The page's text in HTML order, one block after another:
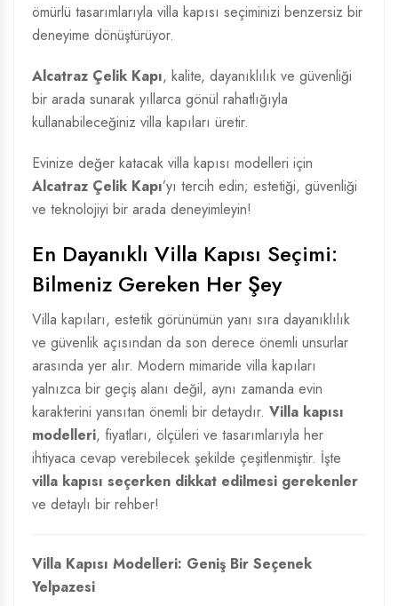
ömürlü tasarımlarıyla villa kapısı seçiminizi benzersiz bir
deneyime dönüştürüyor.
Alcatraz Çelik Kapı, kalite, dayanıklılık ve güvenliği
bir arada sunarak yıllarca gönül rahatlığıyla
kullanabileceğiniz villa kapıları üretir.
Evinize değer katacak villa kapısı modelleri için
Alcatraz Çelik Kapı’yı tercih edin; estetiği, güvenliği
ve teknolojiyi bir arada deneyimleyin!
En Dayanıklı Villa Kapısı Seçimi:
Bilmeniz Gereken Her Şey
Villa kapıları, estetik görünümün yanı sıra dayanıklılık
ve güvenlik açısından da son derece önemli unsurlar
arasında yer alır. Modern mimaride villa kapıları
yalnızca bir geçiş alanı değil, aynı zamanda evin
karakterini yansıtan önemli bir detaydır. Villa kapısı
modelleri, fiyatları, ölçüleri ve tasarımlarıyla her
ihtiyaca cevap verebilecek şekilde çeşitlenmiştir. İşte
villa kapısı seçerken dikkat edilmesi gerekenler
ve detaylı bir rehber!
Villa Kapısı Modelleri: Geniş Bir Seçenek
Yelpazesi